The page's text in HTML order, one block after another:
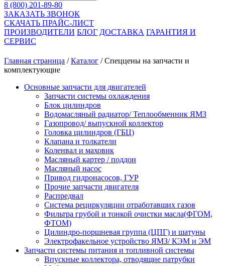
8 (800) 201-89-80
ЗАКАЗАТЬ ЗВОНОК
СКАЧАТЬ ПРАЙС-ЛИСТ
ПРОИЗВОДИТЕЛИ БЛОГ ДОСТАВКА ГАРАНТИЯ И
СЕРВИС
Главная страница /Каталог /Спеццены на запчасти и
комплектующие
Основные запчасти для двигателей
Запчасти системы охлаждения
Блок цилиндров
Водомасляный радиатор/ Теплообменник ЯМЗ
Газопровод/ выпускной коллектор
Головка цилиндров (ГБЦ)
Клапана и толкатели
Коленвал и маховик
Масляный картер / поддон
Масляный насос
Привод гидронасосов, ГУР
Прочие запчасти двигателя
Распредвал
Система рециркуляции отработавших газов
Фильтра грубой и тонкой очистки масла(ФГОМ,
ФТОМ)
Цилиндро-поршневая группа (ЦПГ) и шатуны
Электрофакельное устройство ЯМЗ/ КЭМ и ЭМ
Запчасти системы питания и топливной системы
Впускные коллектора, отводящие патрубки